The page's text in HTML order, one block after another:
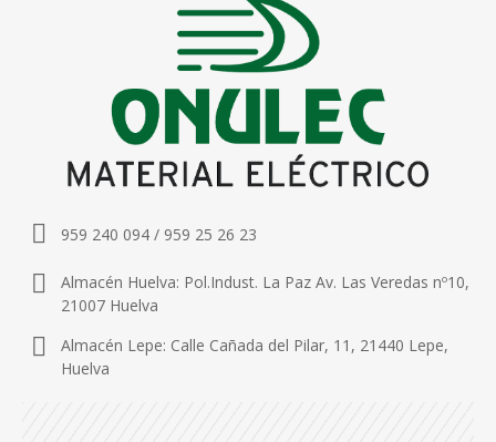
959 240 094 / 959 25 26 23
Almacén Huelva: Pol.Indust. La Paz Av. Las Veredas nº10,
21007 Huelva
Almacén Lepe: Calle Cañada del Pilar, 11, 21440 Lepe,
Huelva